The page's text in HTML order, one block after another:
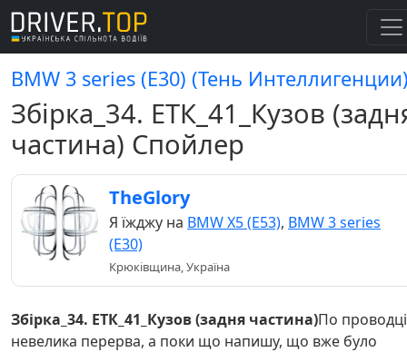
BMW 3 series (E30) (Тень
Збірка_34. ЕТК_41_Кузов
частина) Спойлер
TheGlory
Я їжджу на BMW X5 (E53), BMW 3 series
(E30)
Крюківщина, Україна
Збірка_34. ЕТК_41_Кузов (задня частина)По проводці
невелика перерва, а поки що напишу, що вже було